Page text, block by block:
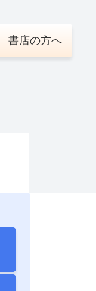
書店の方へ